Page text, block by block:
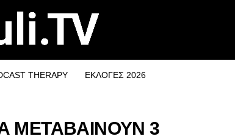
THERAPY ΕΚΛΟΓΕΣ 2026
ΜΕΤΑΒΑΙΝΟΥΝ 3